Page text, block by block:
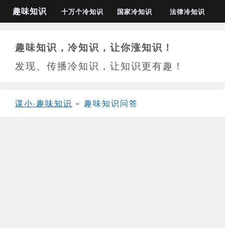
趣味知识 十万个冷知识 国家冷知识 法律冷知识
趣味知识，冷知识，让你涨知识！
发现、传播冷知识，让知识更有趣！
谋小·趣味知识 » 趣味知识问答